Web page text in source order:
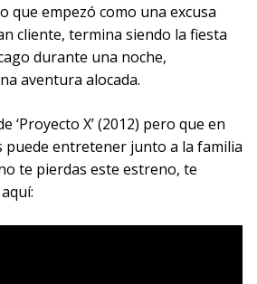
que empezó como una excusa
cliente, termina siendo la fiesta
durante una noche,
aventura alocada.
‘Proyecto X’ (2012) pero que en
puede entretener junto a la familia
te pierdas este estreno, te